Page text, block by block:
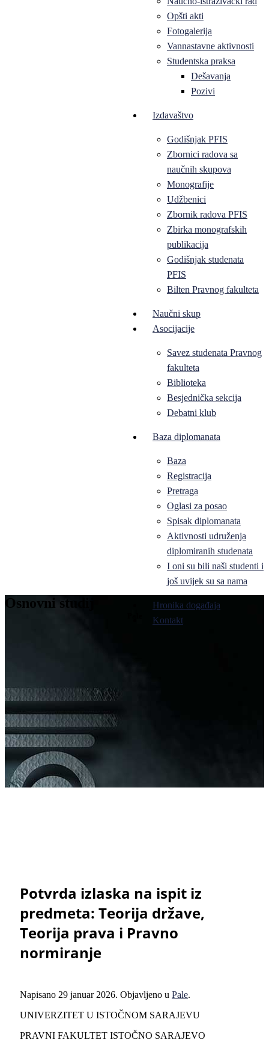
Opšti akti
Fotogalerija
Vannastavne aktivnosti
Studentska praksa
Dešavanja
Pozivi
Izdavaštvo
Godišnjak PFIS
Zbornici radova sa
naučnih skupova
Monografije
Udžbenici
Zbornik radova PFIS
Zbirka monografskih
publikacija
Godišnjak studenata
PFIS
Bilten Pravnog fakulteta
Naučni skup
Asocijacije
Savez studenata Pravnog
fakulteta
Biblioteka
Besjednička sekcija
Debatni klub
Baza diplomanata
Baza
Registracija
Pretraga
Oglasi za posao
Spisak diplomanata
Aktivnosti udruženja
diplomiranih studenata
I oni su bili naši studenti i
još uvijek su sa nama
Hronika događaja
Kontakt
Osnovni studij
Potvrda izlaska na ispit iz
predmeta: Teorija države,
Teorija prava i Pravno
normiranje
Napisano 29 januar 2026. Objavljeno u Pale.
UNIVERZITET U ISTOČNOM SARAJEVU
PRAVNI FAKULTET ISTOČNO SARAJEVO